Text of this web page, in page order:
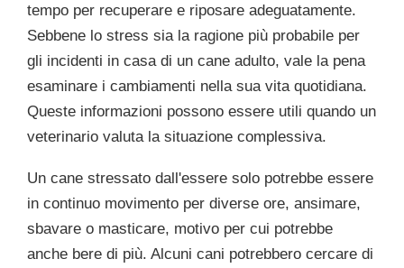
tempo per recuperare e riposare adeguatamente.
Sebbene lo stress sia la ragione più probabile per
gli incidenti in casa di un cane adulto, vale la pena
esaminare i cambiamenti nella sua vita quotidiana.
Queste informazioni possono essere utili quando un
veterinario valuta la situazione complessiva.
Un cane stressato dall'essere solo potrebbe essere
in continuo movimento per diverse ore, ansimare,
sbavare o masticare, motivo per cui potrebbe
anche bere di più. Alcuni cani potrebbero cercare di